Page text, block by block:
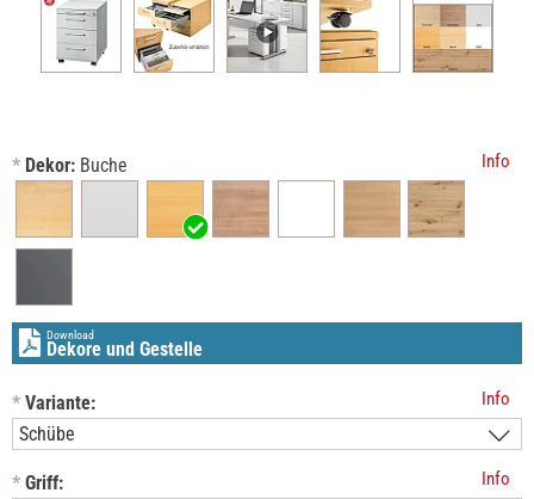
* Dekor: Buche Info
Download
Dekore und Gestelle
* Variante: Info
* Griff: Info